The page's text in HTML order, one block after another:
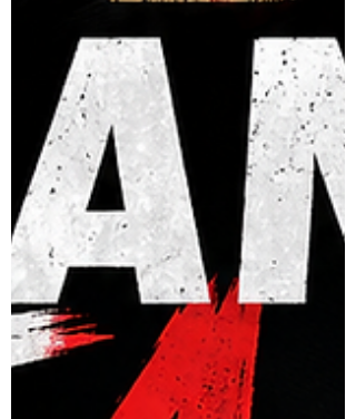
appelé à devenir l’un des rendez-vous
majeurs du calendrier automobile européen.
Depuis plus de vingt ans, Le Mans Classic
s’est imposé comme une référence mondiale
pour les passionnés d’automobiles
historiques. Des milliers de collectionneurs,
pilotes, restaurateurs et amateurs de sport
automobile s’y retrouvent pour célébrer les
machines qui ont écrit